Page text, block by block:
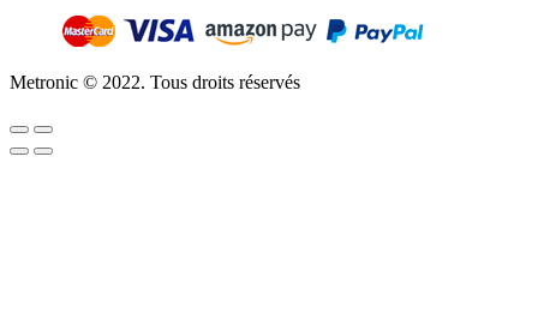
Metronic © 2022. Tous droits réservés